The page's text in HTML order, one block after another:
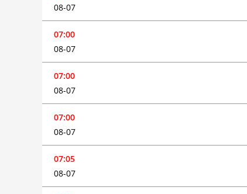
08-07
07:00
08-07
07:00
08-07
07:00
08-07
07:05
08-07